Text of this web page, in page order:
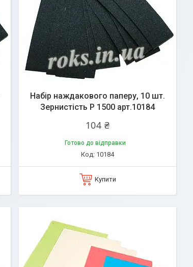
Набір наждакового паперу, 10 шт.
Зернистість Р 1500 арт.10184
104 ₴
Готово до відправки
10184
Купити